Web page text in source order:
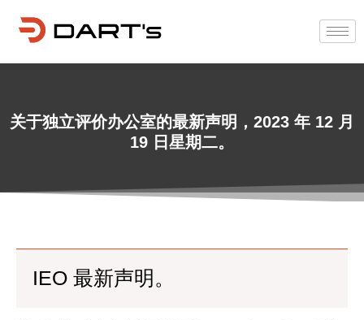
关于独立评价办公室的最新声明，2023 年 12 月
19 日星期二。
IEO 最新声明。